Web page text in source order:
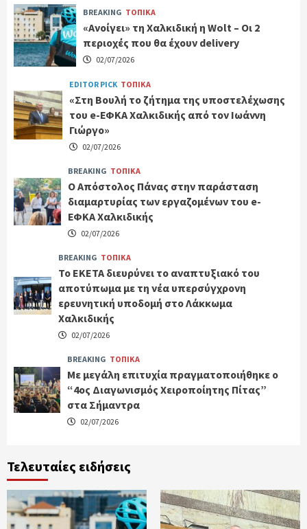
BREAKING ΤΟΠΙΚΑ
«Ανοίγει» τη Χαλκιδική η Wolt – Οι 2
περιοχές που θα έχουν delivery
02/07/2026
EDITOR PICK ΤΟΠΙΚΑ
«Στη Βουλή το ζήτημα της υποστελέχωσης
του e-ΕΦΚΑ Χαλκιδικής από τον Ιωάννη
Γιώργο»
02/07/2026
BREAKING ΤΟΠΙΚΑ
Ο Απόστολος Πάνας στην παράσταση
διαμαρτυρίας των εργαζομένων του e-
ΕΦΚΑ Χαλκιδικής
02/07/2026
BREAKING ΤΟΠΙΚΑ
Το ΕΚΕΤΑ διευρύνει το αναπτυξιακό του
αποτύπωμα με τη νέα υπερσύγχρονη
ερευνητική υποδομή στο Λάκκωμα
Χαλκιδικής
02/07/2026
BREAKING ΤΟΠΙΚΑ
Με μεγάλη επιτυχία πραγματοποιήθηκε ο
“4ος Διαγωνισμός Χειροποίητης Πίτας”
στα Σήμαντρα
02/07/2026
Τελευταίες ειδήσεις